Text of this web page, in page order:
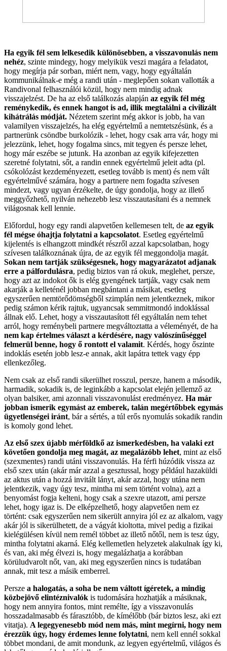
Ha egyik fél sem lelkesedik különösebben, a visszavonulás nem
nehéz, szinte mindegy, hogy melyikük veszi magára a feladatot,
hogy megírja pár sorban, miért nem, vagy, hogy egyáltalán
kommunikálnak-e még a randi után - meglepően sokan vallották a
Randivonal felhasználói közül, hogy nem mindig adnak
visszajelzést. De ha az első találkozás alapján az egyik fél még
reménykedik, és ennek hangot is ad, illik megtalálni a civilizált
kihátrálás módját. Nézetem szerint még akkor is jobb, ha van
valamilyen visszajelzés, ha elég egyértelmű a nemtetszésünk, és a
partnerünk csöndbe burkolózik - lehet, hogy csak arra vár, hogy mi
jelezzünk, lehet, hogy fogalma sincs, mit tegyen és persze lehet,
hogy már eszébe se jutunk. Ha azonban az egyik kifejezetten
szeretné folytatni, sőt, a randin ennek egyértelmű jeleit adta (pl.
csókolózást kezdeményezett, esetleg tovább is ment) és nem vált
egyértelművé számára, hogy a partnere nem fogadta szívesen
mindezt, vagy ugyan érzékelte, de úgy gondolja, hogy az illető
meggyőzhető, nyilván nehezebb lesz visszautasítani és a nemnek
világosnak kell lennie.
Előfordul, hogy egy randi alapvetően kellemesen telt, de az egyik
fél mégse óhajtja folytatni a kapcsolatot. Esetleg egyértelmű
kijelentés is elhangzott mindkét részről azzal kapcsolatban, hogy
szívesen találkoznának újra, de az egyik fél meggondolja magát.
Sokan nem tartják szükségesnek, hogy magyarázatot adjanak
erre a pálfordulásra, pedig biztos van rá okuk, meglehet, persze,
hogy azt az indokot ők is elég gyengének tartják, vagy csak nem
akarják a kelleténél jobban megbántani a másikat, esetleg
egyszerűen nemtörődömségből szimplán nem jelentkeznek, mikor
pedig számon kérik rajtuk, ugyancsak semmitmondó indoklással
állnak elő. Lehet, hogy a visszautasított fél egyáltalán nem tehet
arról, hogy reménybeli partnere megváltoztatta a véleményét, de ha
nem kap értelmes választ a kérdésére, nagy valószínűséggel
felmerül benne, hogy ő rontott el valamit. Kérdés, hogy őszinte
indoklás esetén jobb lesz-e annak, akit lapátra tettek vagy épp
ellenkezőleg.
Nem csak az első randi sikerülhet rosszul, persze, hanem a második,
harmadik, sokadik is, de leginkább a kapcsolat elején jellemző az
olyan balsiker, ami azonnali visszavonulást eredményez. Ha már
jobban ismerik egymást az emberek, talán megértőbbek egymás
ügyetlenségei iránt, bár a sértés, a túl erős nyomulás sokadik randin
is komoly gond lehet.
Az első szex újabb mérföldkő az ismerkedésben, ha valaki ezt
követően gondolja meg magát, az megalázóbb lehet, mint az első
(szexmentes) randi utáni visszavonulás. Ha férfi húzódik vissza az
első szex után (akár már azzal a gesztussal, hogy például hazaküldi
az aktus után a hozzá invitált lányt, akár azzal, hogy utána nem
jelentkezik, vagy úgy tesz, mintha mi sem történt volna), azt a
benyomást fogja kelteni, hogy csak a szexre utazott, ami persze
lehet, hogy igaz is. De elképzelhető, hogy alapvetően nem ez
történt: csak egyszerűen nem sikerült annyira jól ez az alkalom, vagy
akár jól is sikerülhetett, de a vágyát kioltotta, mivel pedig a fizikai
kielégülésen kívül nem remél többet az illető nőtől, nem is tesz úgy,
mintha folytatni akarná. Elég kellemetlen helyzetek alakulnak így ki,
és van, aki még élvezi is, hogy megalázhatja a korábban
körüludvarolt nőt, van, aki meg egyszerűen nincs is tudatában
annak, mit tesz a másik emberrel.
Persze a halogatás, a soha be nem váltott ígéretek, a mindig
közbejövő elintéznivalók is tudomására hozhatják a másiknak,
hogy nem annyira fontos, mint remélte, így a visszavonulás
hosszadalmasabb és fárasztóbb, de kímélőbb (bár biztos lesz, aki ezt
vitatja). A legegyenesebb mód nem más, mint megírni, hogy nem
érezzük úgy, hogy érdemes lenne folytatni, nem kell ennél sokkal
többet mondani, de amit mondunk, az legyen egyértelmű, világos és